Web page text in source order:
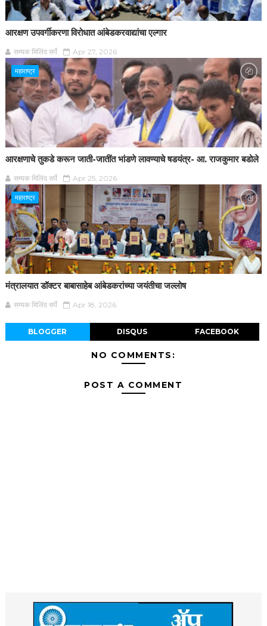
आरक्षण उपवर्गीकरणा विरोधात आंबेडकरवाद्यांचा एल्गार
सम्यक मिलिंद सर्पे Apr 27, 2026
महाराष्ट्र
आरक्षणाचे तुकडे करून जाती-जातींत भांडणे लावण्याचे षडयंत्र- आ. राजकुमार बडोले
सम्यक मिलिंद सर्पे Apr 25, 2026
महाराष्ट्र
मंत्रालयात डॉक्टर बाबासाहेब आंबेडकरांच्या जयंतीचा जल्लोष
सम्यक मिलिंद सर्पे Apr 18, 2026
BLOGGER DISQUS FACEBOOK
NO COMMENTS:
POST A COMMENT